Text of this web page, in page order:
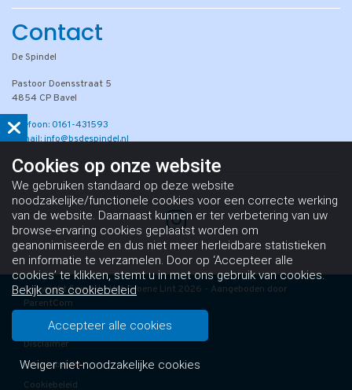
Contact
De Spindel
Pastoor Doensstraat 5
4854 CP Bavel
Telefoon: 0161-431593
E-mail: info@bsdespindel.nl
Copyright Spindel - Het Groene Lint 2026 - Aangeboden door
ParentCom
Algemene voorwaarden
Disclaimer
Privacybeleid
Cookiebeleid
Cookies op onze website
We gebruiken standaard op deze website
noodzakelijke/functionele cookies voor een correcte werking
van de website. Daarnaast kunnen er ter verbetering van uw
browse-ervaring cookies geplaatst worden om
geanonimiseerde en dus niet meer herleidbare statistieken
en informatie te verzamelen. Door op ‘Accepteer alle
cookies’ te klikken, stemt u in met ons gebruik van cookies.
Bekijk ons cookiebeleid
Accepteer alle cookies
Weiger niet-noodzakelijke cookies